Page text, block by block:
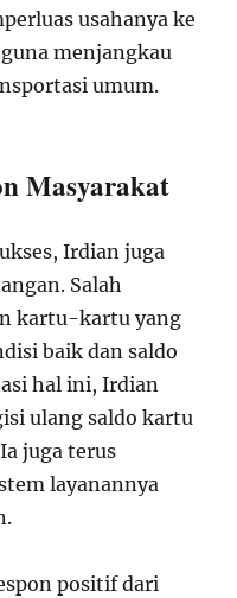
usahanya ke
menjangkau
umum.
Masyarakat
Irdian juga
Salah
kartu-kartu yang
baik dan saldo
hal ini, Irdian
ulang saldo kartu
juga terus
layanannya
positif dari